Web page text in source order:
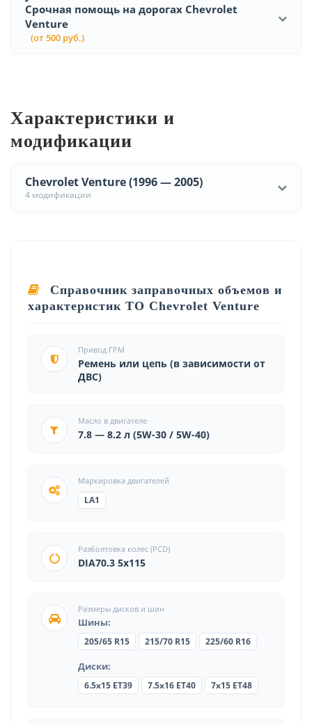
Срочная помощь на дорогах Chevrolet
Venture
(от 500 руб.)
Характеристики и
модификации
Chevrolet Venture (1996 — 2005)
4 модификации
Справочник заправочных объемов и
характеристик ТО Chevrolet Venture
Привод ГРМ
Ремень или цепь (в зависимости от
ДВС)
Масло в двигателе
7.8 — 8.2 л (5W-30 / 5W-40)
Маркировка двигателей
LA1
Разболтовка колес (PCD)
DIA70.3 5x115
Размеры дисков и шин
Шины:
205/65 R15 215/70 R15 225/60 R16
Диски:
6.5x15 ET39 7.5x16 ET40 7x15 ET48